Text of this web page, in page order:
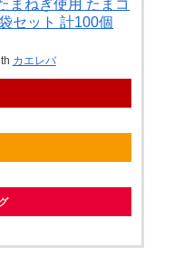
まねぎ使用 たまコ
セット 計100個
カエレバ